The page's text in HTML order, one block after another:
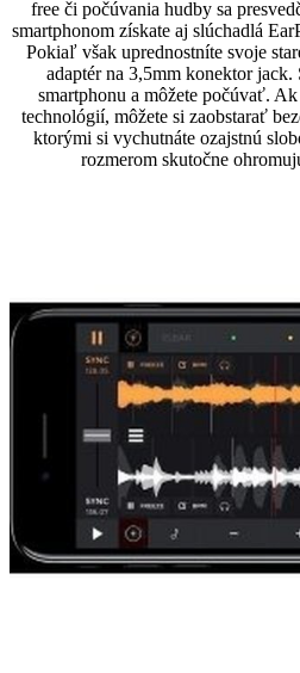
free či počúvania hudby sa
smartphonom získate aj slúchadlá
Pokiaľ však uprednostníte svoje
adaptér na 3,5mm konektor
smartphonu a môžete počúvať.
technológií, môžete si zaobstarať
ktorými si vychutnáte ozajstnú
rozmerom skutočne